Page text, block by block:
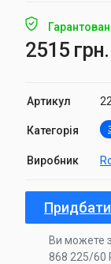
2515 грн.
Артикул
Категорія
Виробник
Придбати
Ви можете
868 225/60